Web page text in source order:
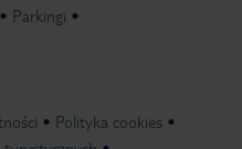
Parkingi
Polityka cookies